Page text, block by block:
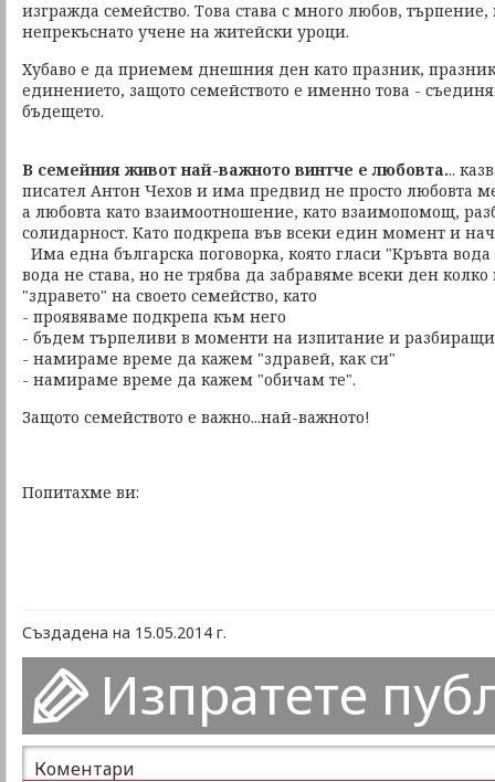
изгражда семейство. Това става с много любов,
непрекъснато учене на житейски уроци.
Хубаво е да приемем днешния ден като празник,
единението, защото семейството е именно това -
бъдещето.
В семейния живот най-важното винтче е любовта...
писател Антон Чехов и има предвид не просто любовта
а любовта като взаимоотношение, като взаимопомощ,
солидарност. Като подкрепа във всеки един момент и
Има една българска поговорка, която гласи "Кръвта
вода не става, но не трябва да забравяме всеки ден
"здравето" на своето семейство, като
- проявяваме подкрепа към него
- бъдем търпеливи в моменти на изпитание и
- намираме време да кажем "здравей, как си"
- намираме време да кажем "обичам те".
Защото семейството е важно...най-важното!
Попитахме ви:
Създадена на 15.05.2014 г.
Изпратете
Коментари